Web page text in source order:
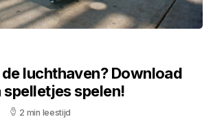
luchthaven? Download
spelletjes spelen!
2 min leestijd